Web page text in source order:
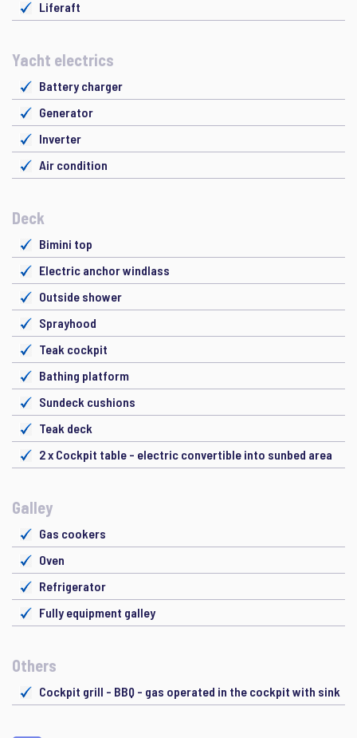
Liferaft
Yacht electrics
Battery charger
Generator
Inverter
Air condition
Deck
Bimini top
Electric anchor windlass
Outside shower
Sprayhood
Teak cockpit
Bathing platform
Sundeck cushions
Teak deck
2 x Cockpit table - electric convertible into sunbed area
Galley
Gas cookers
Oven
Refrigerator
Fully equipment galley
Others
Cockpit grill - BBQ - gas operated in the cockpit with sink